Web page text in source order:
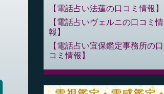
電話占い法蓮の口コミ情報
電話占いヴェルニの口コミ情
報
電話占い宜保鑑定事務所の口
コミ情報